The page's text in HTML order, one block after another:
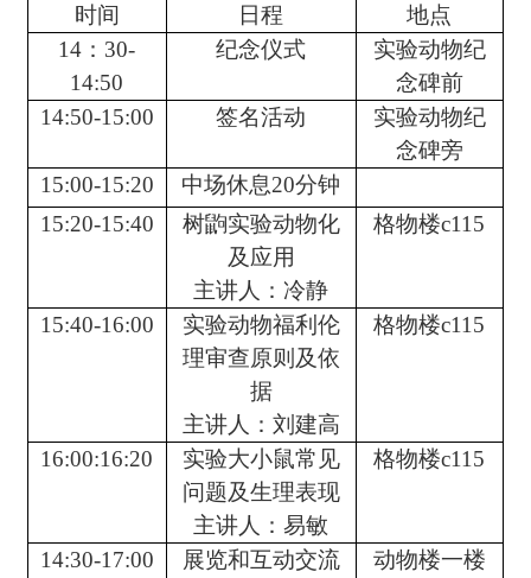
时间 日程
地点
14：30-
14:50
纪念仪式
实验动物纪
念碑前
14:50-15:00
签名活动
实验动物纪
念碑旁
15:00-15:20
中场休息20分钟
15:20-15:40
树鼩实验动物化
及应用
主讲人：冷静
格物楼c115
15:40-16:00
实验动物福利伦
理审查原则及依
据
主讲人：刘建高
格物楼c115
16:00:16:20
实验大小鼠常见
问题及生理表现
主讲人：易敏
格物楼c115
14:30-17:00
展览和互动交流
动物楼一楼